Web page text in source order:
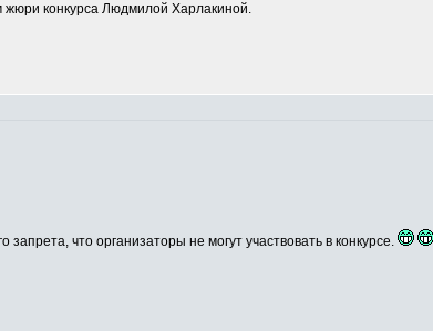
конкурса Людмилой Харлакиной.
запрета, что организаторы не могут участвовать в конкурсе.